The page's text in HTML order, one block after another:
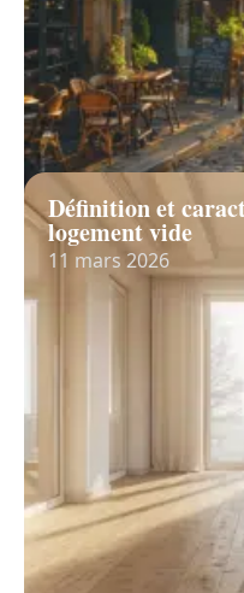
Définition et
logement vide
11 mars 2026
Recherche